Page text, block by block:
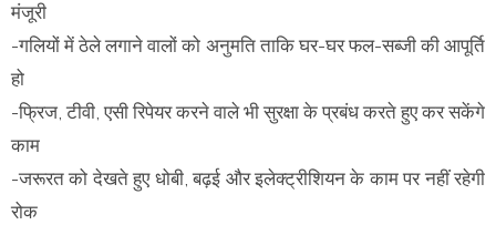
मंजूरी
-गलियों में ठेले लगाने वालों को अनुमति ताकि घर-घर फल-सब्जी की आपूर्ति
हो
-फ्रिज, टीवी, एसी रिपेयर करने वाले भी सुरक्षा के प्रबंध करते हुए कर सकेंगे
काम
-जरूरत को देखते हुए धोबी, बढ़ई और इलेक्ट्रीशियन के काम पर नहीं रहेगी
रोक